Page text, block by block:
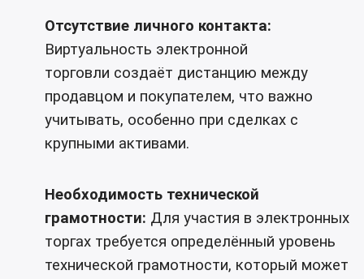
Отсутствие личного контакта:
Виртуальность электронной
торговли создаёт дистанцию ​​между
продавцом и покупателем, что важно
учитывать, особенно при сделках с
крупными активами.
Необходимость технической
грамотности: Для участия в электронных
торгах требуется определённый уровень
технической грамотности, который может